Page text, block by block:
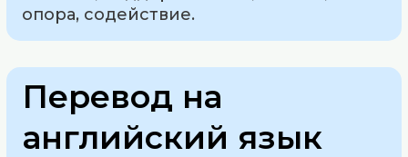
опора, содействие.
Перевод на
английский язык